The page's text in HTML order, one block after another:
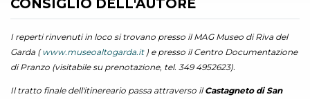
CONSIGLIO DELL'AUTORE
I reperti rinvenuti in loco si trovano presso il MAG Museo di Riva del
Garda (www.museoaltogarda.it ) e presso il Centro Documentazione
di Pranzo (visitabile su prenotazione, tel. 349 4952623).
Il tratto finale dell'itinereario passa attraverso ilCastagneto di San